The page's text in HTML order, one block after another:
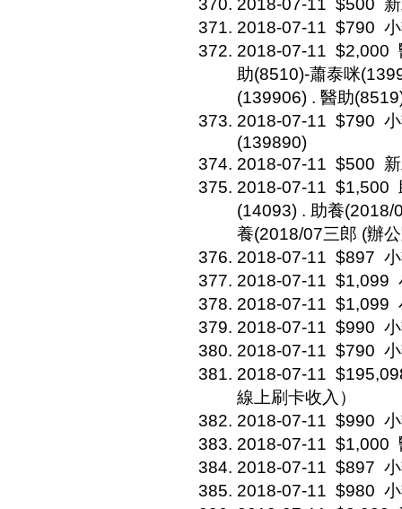
2018-07-11 $500
2018-07-11 $790
2018-07-11 $2,000
助(8510)-蕭泰咪
(139906) . 醫助
2018-07-11 $790
(139890)
2018-07-11 $500
2018-07-11 $1,500
(14093) . 助養(2018/
養(2018/07三郎 (辦
2018-07-11 $897
2018-07-11 $1,099
2018-07-11 $1,099
2018-07-11 $990
2018-07-11 $790
2018-07-11
線上刷卡收入）
2018-07-11 $990
2018-07-11 $1,000
2018-07-11 $897
2018-07-11 $980